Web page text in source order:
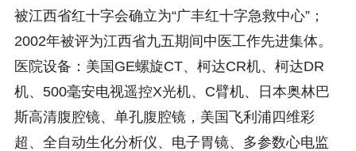
被江西省红十字会确立为“广丰红十字急救中心”；
2002年被评为江西省九五期间中医工作先进集体。
医院设备：美国GE螺旋CT、柯达CR机、柯达DR
机、500毫安电视遥控X光机、C臂机、日本奥林巴
斯高清腹腔镜、单孔腹腔镜，美国飞利浦四维彩
超、全自动生化分析仪、电子胃镜、多参数心电监